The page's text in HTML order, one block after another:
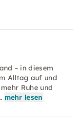
– in diesem
Alltag auf und
Ruhe und
mehr lesen